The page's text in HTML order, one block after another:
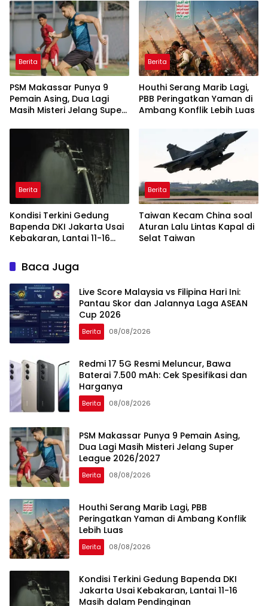
Berita
PSM Makassar Punya 9
Pemain Asing, Dua Lagi
Masih Misteri Jelang Super
Berita
Houthi Serang Marib Lagi,
PBB Peringatkan Yaman di
Ambang Konflik Lebih Luas
Berita
Kondisi Terkini Gedung
Bapenda DKI Jakarta Usai
Kebakaran, Lantai 11-16
Berita
Taiwan Kecam China soal
Aturan Lalu Lintas Kapal di
Selat Taiwan
Baca Juga
Live Score Malaysia vs Filipina Hari Ini:
Pantau Skor dan Jalannya Laga ASEAN
Cup 2026
Berita 08/08/2026
Redmi 17 5G Resmi Meluncur, Bawa
Baterai 7.500 mAh: Cek Spesifikasi dan
Harganya
Berita 08/08/2026
PSM Makassar Punya 9 Pemain Asing,
Dua Lagi Masih Misteri Jelang Super
League 2026/2027
Berita 08/08/2026
Houthi Serang Marib Lagi, PBB
Peringatkan Yaman di Ambang Konflik
Lebih Luas
Berita 08/08/2026
Kondisi Terkini Gedung Bapenda DKI
Jakarta Usai Kebakaran, Lantai 11-16
Masih dalam Pendinginan